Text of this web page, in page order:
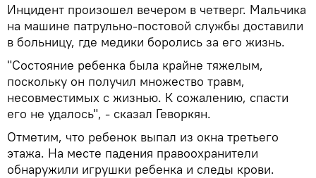
Инцидент произошел вечером в четверг. Мальчика
на машине патрульно-постовой службы доставили
в больницу, где медики боролись за его жизнь.
"Состояние ребенка была крайне тяжелым,
поскольку он получил множество травм,
несовместимых с жизнью. К сожалению, спасти
его не удалось", - сказал Геворкян.
Отметим, что ребенок выпал из окна третьего
этажа. На месте падения правоохранители
обнаружили игрушки ребенка и следы крови.